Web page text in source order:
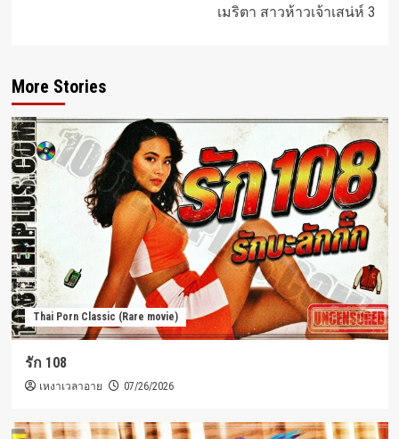
เมริตา สาวห้าวเจ้าเสน่ห์ 3
More Stories
Thai Porn Classic (Rare movie)
รัก 108
เหงาเวลาอาย 07/26/2026